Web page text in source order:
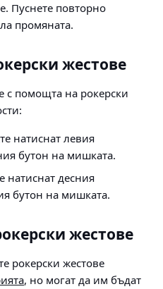
. Пуснете повторно
промяната.
жестове
с помощта на рокерски
натиснат левия
бутон на мишката.
натиснат десния
бутон на мишката.
жестове
рокерски жестове
, но могат да им бъдат